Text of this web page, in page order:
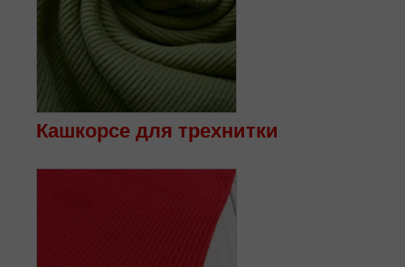
Кашкорсе для трехнитки